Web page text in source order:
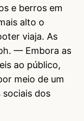
e berros em
alto o
viaja. As
— Embora as
ao público,
meio de um
dos